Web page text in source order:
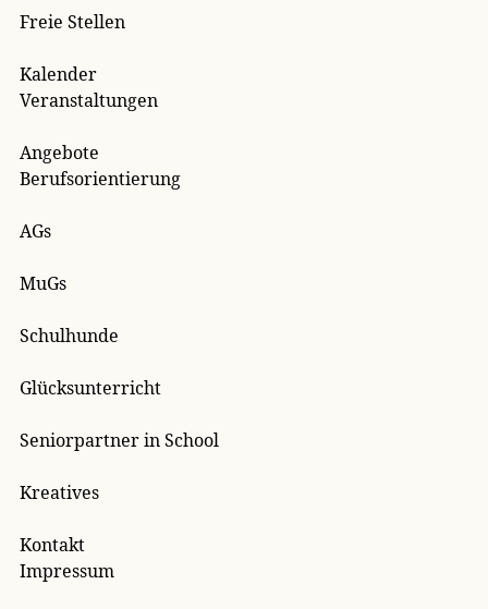
Freie Stellen
Kalender
Veranstaltungen
Angebote
Berufsorientierung
AGs
MuGs
Schulhunde
Glücksunterricht
Seniorpartner in School
Kreatives
Kontakt
Impressum